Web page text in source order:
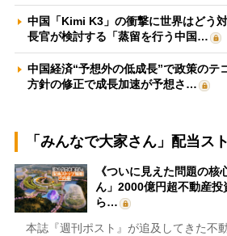
中国「Kimi K3」の衝撃に世界はどう
長官が検討する「蒸留を行う中国…
中国経済“予想外の低成長”で政策の
方針の修正で成長加速が予想さ…
「みんなで大家さん」配当ス
《ついに見えた問題の核
ん」2000億円超不動産投
ら…
本誌『週刊ポスト』が追及してきた不